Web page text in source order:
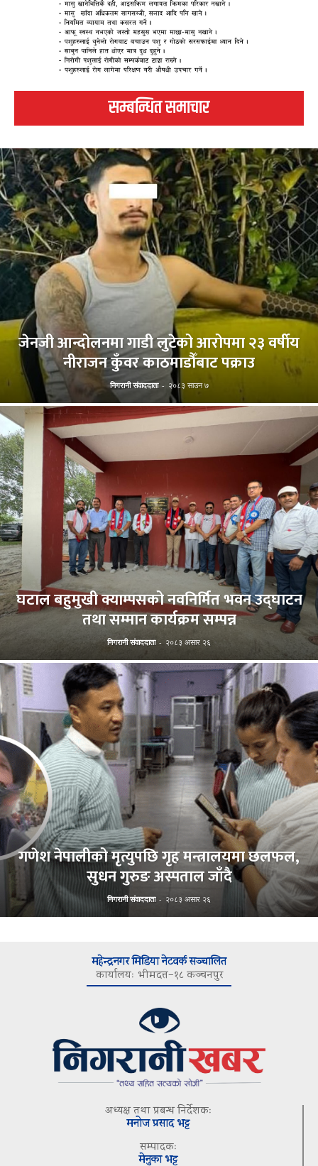
सम्बन्धित समाचार
जेनजी आन्दोलनमा गाडी लुटेको आरोपमा २३ वर्षीय
नीराजन कुँवर काठमाडौँबाट पक्राउ
निगरानी संवाददाता - २०८३ साउन ७
घटाल बहुमुखी क्याम्पसको नवनिर्मित भवन उद्घाटन
तथा सम्मान कार्यक्रम सम्पन्न
निगरानी संवाददाता - २०८३ असार २६
गणेश नेपालीको मृत्युपछि गृह मन्त्रालयमा छलफल,
सुधन गुरुङ अस्पताल जाँदै
निगरानी संवाददाता - २०८३ असार २६
महेन्द्रनगर मिडिया नेटवर्क सञ्चालित
कार्यालयः भीमदत्त–१८ कञ्चनपुर
अध्यक्ष तथा प्रबन्ध निर्देशकः
मनोज प्रसाद भट्ट
सम्पादकः
मेनुका भट्ट